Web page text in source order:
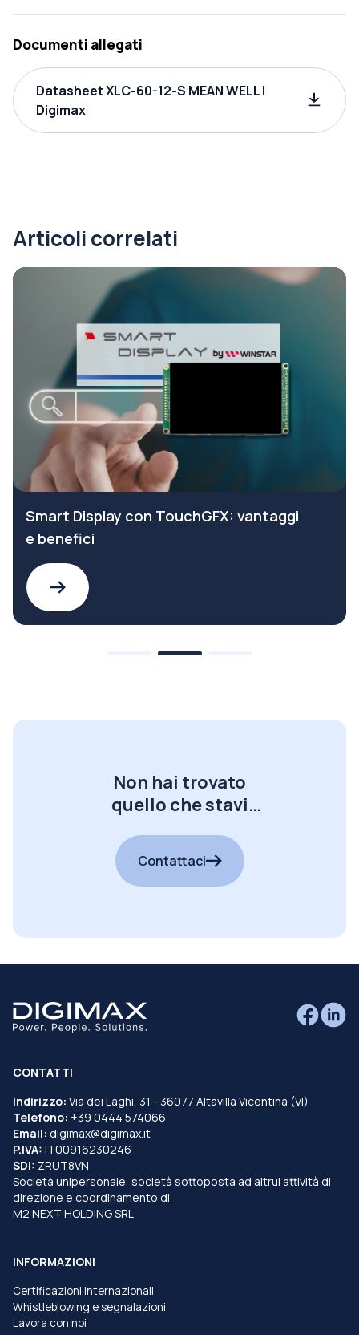
Documenti allegati
Datasheet XLC-60-12-S MEAN WELL |
Digimax
Articoli correlati
Smart Display con TouchGFX: vantaggi
e benefici
Non hai trovato
quello che stavi
Contattaci
CONTATTI
Indirizzo: Via dei Laghi, 31 - 36077 Altavilla Vicentina (VI)
Telefono: +39 0444 574066
Email: digimax@digimax.it
P.IVA: IT00916230246
SDI: ZRUT8VN
Società unipersonale, società sottoposta ad altrui attività di
direzione e coordinamento di
M2 NEXT HOLDING SRL
INFORMAZIONI
Certificazioni Internazionali
Whistleblowing e segnalazioni
Lavora con noi